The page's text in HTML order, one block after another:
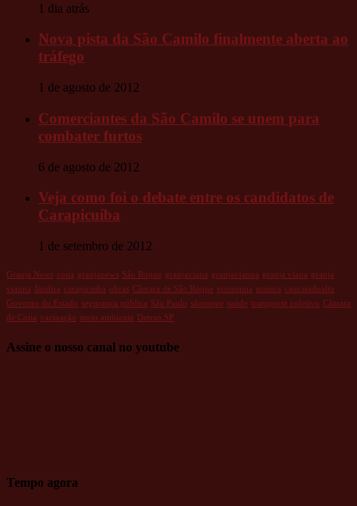
1 dia atrás
Nova pista da São Camilo finalmente aberta ao
tráfego
1 de agosto de 2012
Comerciantes da São Camilo se unem para
combater furtos
6 de agosto de 2012
Veja como foi o debate entre os candidatos de
Carapicuíba
1 de setembro de 2012
Granja News cotia granjanews São Roque granjaviana granjavianna granja viana granja
vianna
Jandira carapicuiba obras Câmara de São Roque economia música caucaiadoalto
Governo do Estado segurança pública São Paulo sãoroque saúde transporte coletivo Câmara
de Cotia vacinação meio ambiente Detran.SP
Assine o nosso canal no youtube
Tempo agora